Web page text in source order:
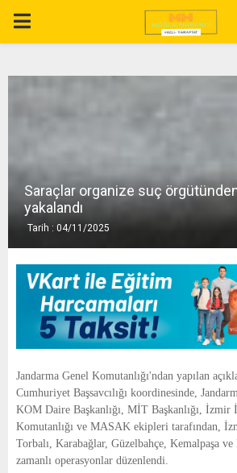
P
A
E
N
U
Saraçlar organize suç
yakalandı
Tarih : 04/11/2025
Jandarma Genel Komutanlığı'ndan yapılan
Cumhuriyet Başsavcılığı koordinesinde,
KOM Daire Başkanlığı, MİT Başkanlığı, İzmir
Komutanlığı ve MASAK ekipleri tarafından,
Torbalı, Karabağlar, Güzelbahçe, Kemalpaşa
zamanlı operasyonlar düzenlendi.